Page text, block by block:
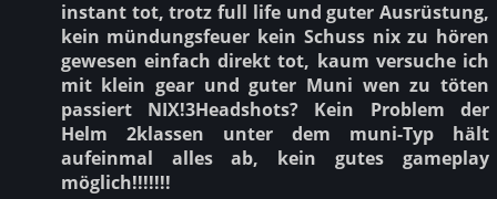
instant tot, trotz full life und guter Ausrüstung,
kein mündungsfeuer kein Schuss nix zu hören
gewesen einfach direkt tot, kaum versuche ich
mit klein gear und guter Muni wen zu töten
passiert NIX!3Headshots? Kein Problem der
Helm 2klassen unter dem muni-Typ hält
aufeinmal alles ab, kein gutes gameplay
möglich!!!!!!!